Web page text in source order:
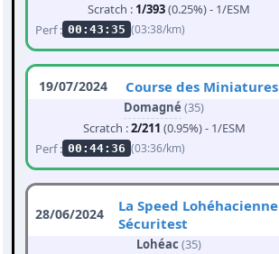
Scratch : 1/393(0.25%) - 1/ESM
Perf : 00:43:35 (03:38/km)
19/07/2024 Course des Miniatures
Domagné (35)
Scratch :2/211 (0.95%) - 1/ESM
Perf : 00:44:36 (03:36/km)
28/06/2024
La Speed Lohéhacienne
Sécuritest
Lohéac (35)